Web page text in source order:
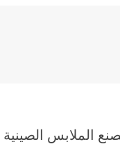
الملابس الصينية